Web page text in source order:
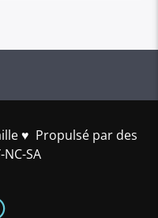
♥️ Propulsé par des
SA